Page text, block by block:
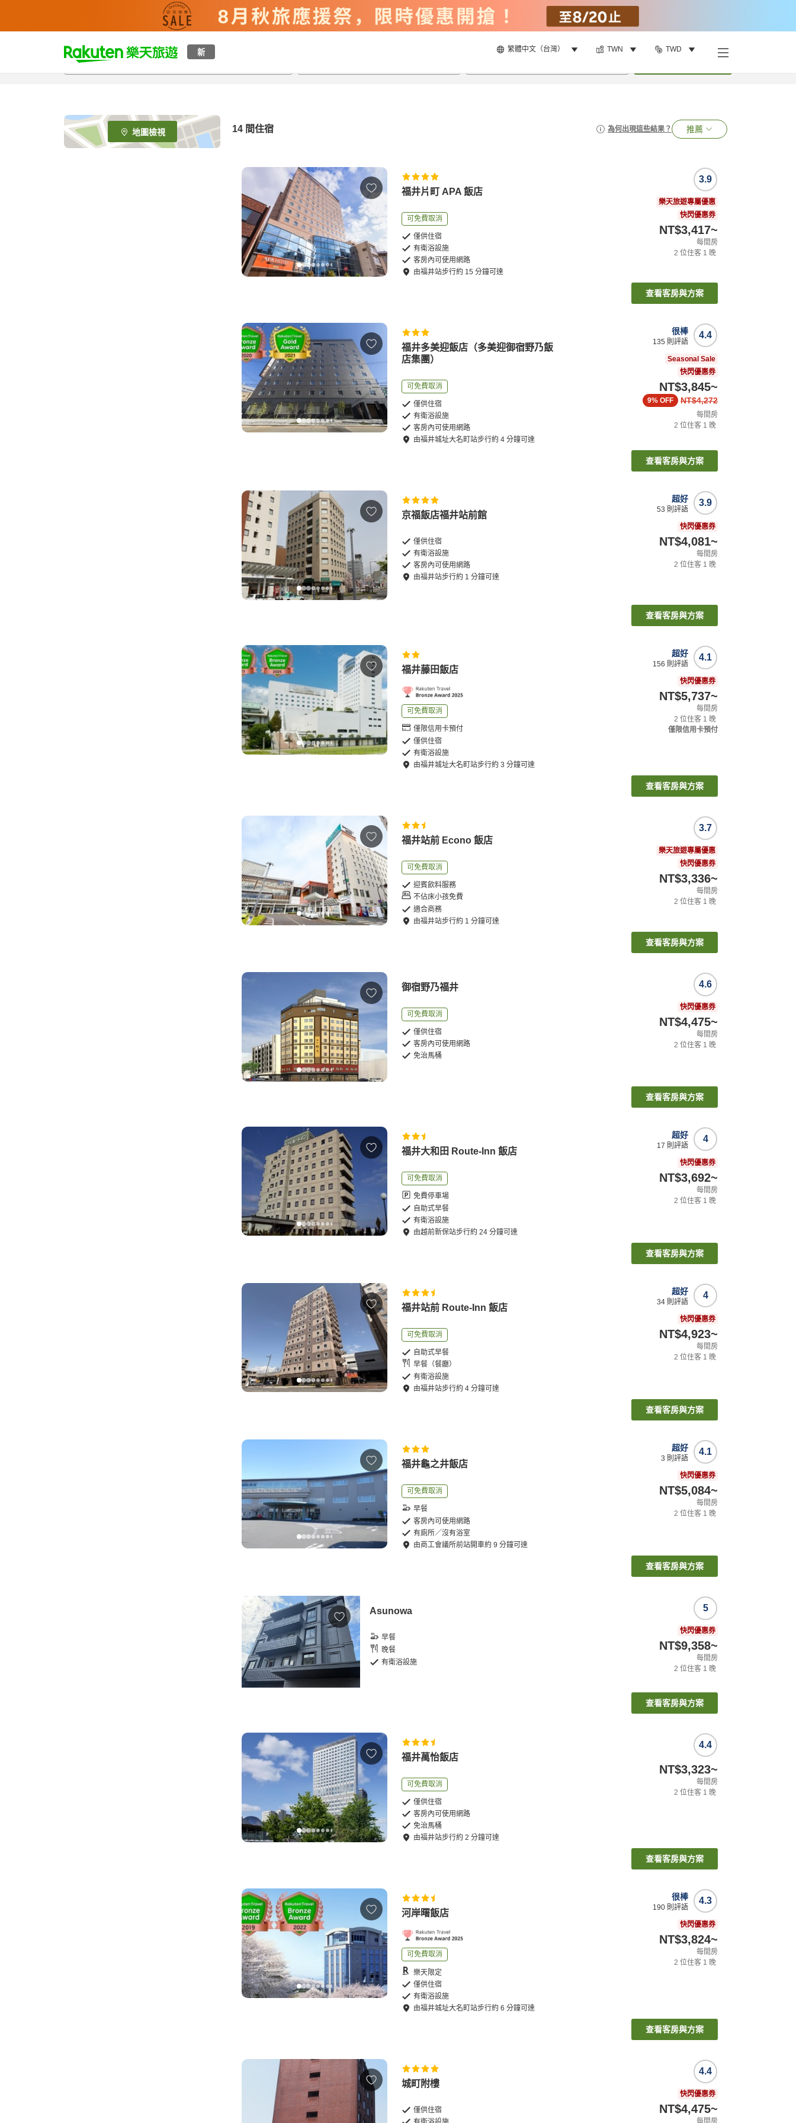
新 繁體中文（台灣） TWN TWD
t
p
e
_
s
地圖檢視 14 間住宿 為何出現這些結果？ 推薦
福井片町 APA 飯店
可免費取消
僅供住宿
有衛浴設施
客房內可使用網路
由福井站步行約 15 分鐘可達
3.9
樂天旅遊專屬優惠
快閃優惠券
NT$3,417~
每間房
2 位住客 1 晚
查看客房與方案
福井多美迎飯店（多美迎御宿野乃飯
店集團）
可免費取消
僅供住宿
有衛浴設施
客房內可使用網路
由福井城址大名町站步行約4 分鐘可達
4.4
很棒
135 則評語
Seasonal Sale
快閃優惠券
NT$3,845~
NT$4,272
9% OFF
每間房
2 位住客 1 晚
查看客房與方案
京福飯店福井站前館
僅供住宿
有衛浴設施
客房內可使用網路
由福井站步行約 1 分鐘可達
3.9
超好
53 則評語
快閃優惠券
NT$4,081~
每間房
2 位住客 1 晚
查看客房與方案
福井藤田飯店
可免費取消
僅限信用卡預付
僅供住宿
有衛浴設施
由福井城址大名町站步行約3 分鐘可達
4.1
超好
156 則評語
快閃優惠券
NT$5,737~
每間房
2 位住客 1 晚
僅限信用卡預付
查看客房與方案
福井站前 Econo 飯店
可免費取消
迎賓飲料服務
不佔床小孩免費
適合商務
由福井站步行約 1 分鐘可達
3.7
樂天旅遊專屬優惠
快閃優惠券
NT$3,336~
每間房
2 位住客 1 晚
查看客房與方案
御宿野乃福井
可免費取消
僅供住宿
客房內可使用網路
免治馬桶
4.6
快閃優惠券
NT$4,475~
每間房
2 位住客 1 晚
查看客房與方案
福井大和田 Route-Inn 飯店
可免費取消
免費停車場
自助式早餐
有衛浴設施
由越前新保站步行約24 分鐘可達
4
超好
17 則評語
快閃優惠券
NT$3,692~
每間房
2 位住客 1 晚
查看客房與方案
福井站前 Route-Inn 飯店
可免費取消
自助式早餐
早餐（餐廳）
有衛浴設施
由福井站步行約4 分鐘可達
4
超好
34 則評語
快閃優惠券
NT$4,923~
每間房
2 位住客 1 晚
查看客房與方案
福井龜之井飯店
可免費取消
早餐
客房內可使用網路
有廁所／沒有浴室
由商工會議所前站開車約9 分鐘可達
4.1
超好
3 則評語
快閃優惠券
NT$5,084~
每間房
2 位住客 1 晚
查看客房與方案
Asunowa
早餐
晚餐
有衛浴設施
5
快閃優惠券
NT$9,358~
每間房
2 位住客 1 晚
查看客房與方案
福井萬怡飯店
可免費取消
僅供住宿
客房內可使用網路
免治馬桶
由福井站步行約2 分鐘可達
4.4
NT$3,323~
每間房
2 位住客 1 晚
查看客房與方案
河岸曙飯店
可免費取消
樂天限定
僅供住宿
有衛浴設施
由福井城址大名町站步行約6 分鐘可達
4.3
很棒
190 則評語
快閃優惠券
NT$3,824~
每間房
2 位住客 1 晚
查看客房與方案
城町附樓
僅供住宿
4.4
快閃優惠券
NT$4,475~
每間房